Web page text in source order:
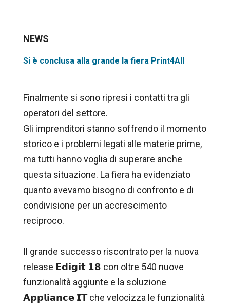
NEWS
Si è conclusa alla grande la fiera Print4All
Finalmente si sono ripresi i contatti tra gli
operatori del settore.
Gli imprenditori stanno soffrendo il momento
storico e i problemi legati alle materie prime,
ma tutti hanno voglia di superare anche
questa situazione. La fiera ha evidenziato
quanto avevamo bisogno di confronto e di
condivisione per un accrescimento
reciproco.
Il grande successo riscontrato per la nuova
release 𝗘𝗱𝗶𝗴𝗶𝘁 𝟭𝟴 con oltre 540 nuove
funzionalità aggiunte e la soluzione
𝗔𝗽𝗽𝗹𝗶𝗮𝗻𝗰𝗲 𝗜𝗧 che velocizza le funzionalità